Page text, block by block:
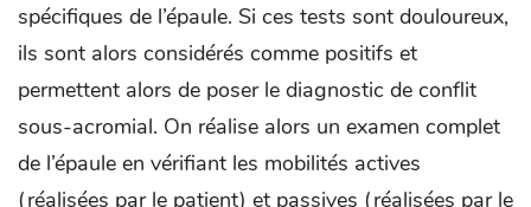
spécifiques de l’épaule. Si ces tests sont douloureux,
ils sont alors considérés comme positifs et
permettent alors de poser le diagnostic de conflit
sous-acromial. On réalise alors un examen complet
de l’épaule en vérifiant les mobilités actives
(réalisées par le patient) et passives (réalisées par le